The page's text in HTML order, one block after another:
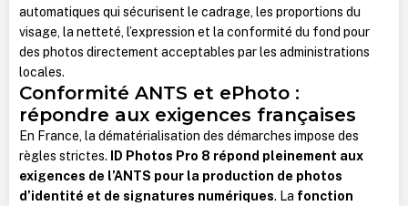
automatiques qui sécurisent le cadrage, les proportions du
visage, la netteté, l’expression et la conformité du fond pour
des photos directement acceptables par les administrations
locales.
Conformité ANTS et ePhoto :
répondre aux exigences françaises
En France, la dématérialisation des démarches impose des
règles strictes.
ID Photos Pro 8 répond pleinement aux
exigences de l’ANTS pour la production de photos
d’identité et de signatures numériques. La fonction